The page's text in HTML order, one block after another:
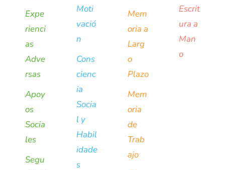
Expe
rienci
as
Adve
rsas
Apoy
os
Socia
les
Segu
Moti
vació
n
Cons
cienc
ia
Socia
l y
Habil
idade
s
Mem
oria a
Larg
o
Plazo
Mem
oria
de
Trab
ajo
Escrit
ura a
Man
o